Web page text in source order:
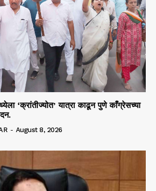
‘क्रांतीज्योत’ यात्रा काढून पुणे काँग्रेसच्या
- August 8, 2026